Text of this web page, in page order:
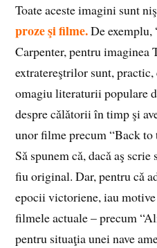
Toate aceste imagini sunt
proze şi filme.De exemplu,
Carpenter, pentru
extratereştrilor sunt,
omagiu literaturii populare
despre cǎlǎtorii în timp şi
unor filme precum “Back to
Sǎ spunem cǎ, dacǎ aş
fiu original. Dar, pentru cǎ
epocii victoriene, iau
filmele actuale – precum
pentru situaţia unei nave